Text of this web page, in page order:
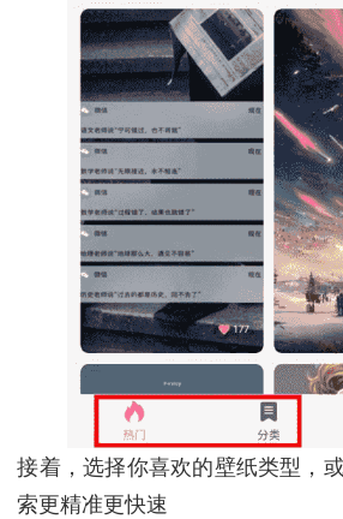
接着，选择你喜欢的壁纸类型，
索更精准更快速